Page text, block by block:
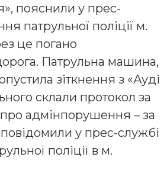
пояснили у прес-
патрульної поліції м.
це погано
Патрульна машина,
зіткнення з «Ауді
склали протокол за
про адмінпорушення – за
у прес-службі
поліції в м.